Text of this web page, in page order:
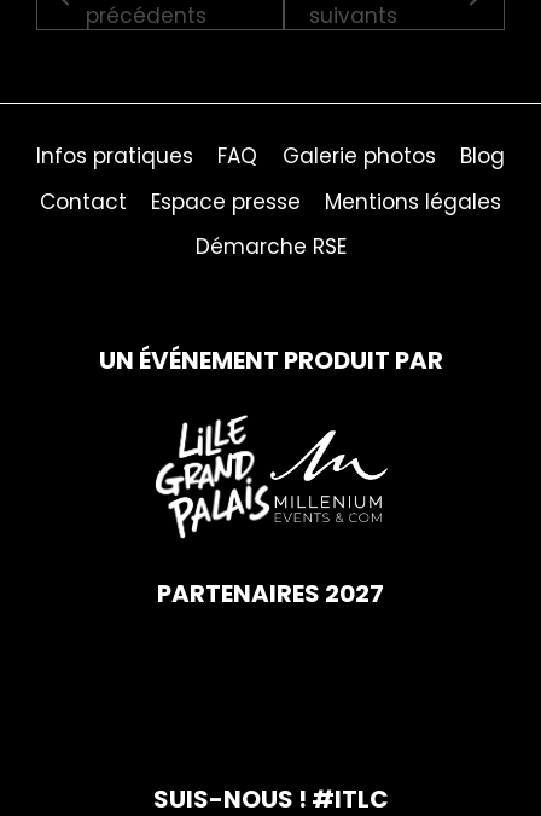
précédents
suivants
Infos pratiques FAQ Galerie photos
Blog
Contact
Espace presse
Mentions légales
Démarche RSE
UN ÉVÉNEMENT PRODUIT PAR
PARTENAIRES 2027
SUIS-NOUS ! #ITLC